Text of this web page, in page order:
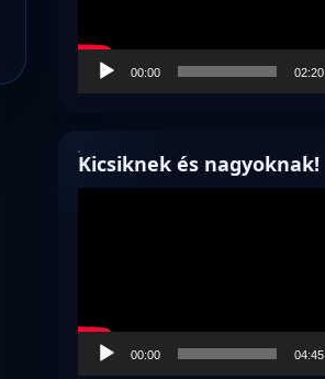
00:00 02:20
Kicsiknek és nagyoknak!
00:00 04:45